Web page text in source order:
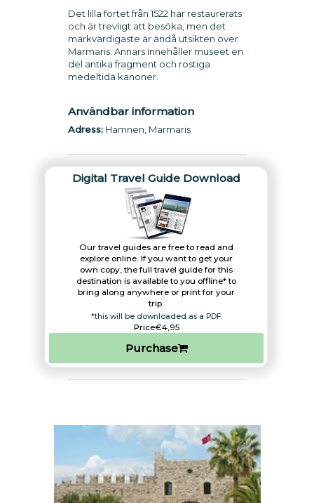
Det lilla fortet från 1522 har restaurerats
och är trevligt att besöka, men det
märkvärdigaste är ändå utsikten över
Marmaris. Annars innehåller museet en
del antika fragment och rostiga
medeltida kanoner.
Användbar information
Adress:Hamnen, Marmaris
Digital Travel Guide Download
Our travel guides are free to read and
explore online. If you want to get your
own copy, the full travel guide for this
destination is available to you offline* to
bring along anywhere or print for your
trip.​
*this will be downloaded as a PDF.
Price€4,95
Purchase